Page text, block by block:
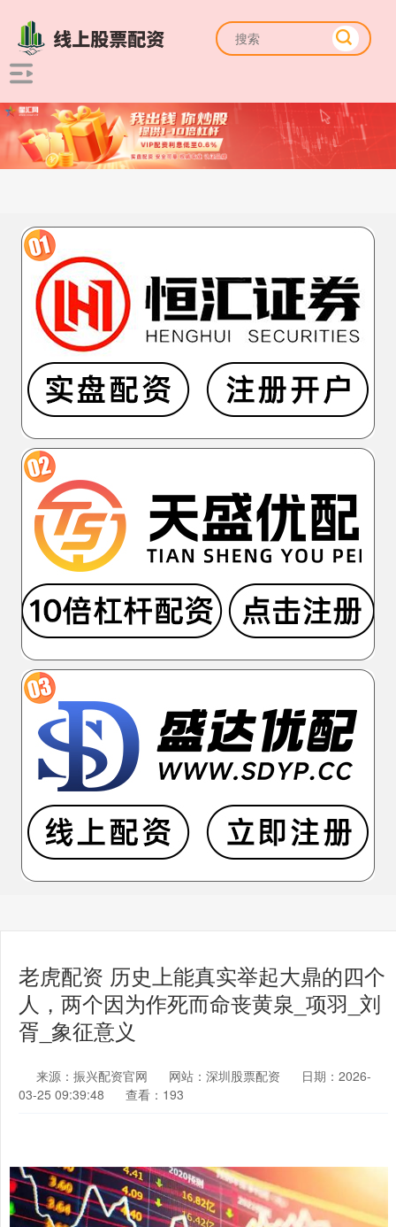
老虎配资 历史上能真实举起大鼎的四个
人，两个因为作死而命丧黄泉_项羽_刘
胥_象征意义
来源：振兴配资官网 网站：深圳股票配资
日期：2026-
03-25 09:39:48
查看：193